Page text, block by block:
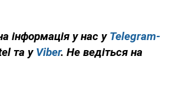
інформація у нас у Telegram-
та у Viber. Не ведіться на